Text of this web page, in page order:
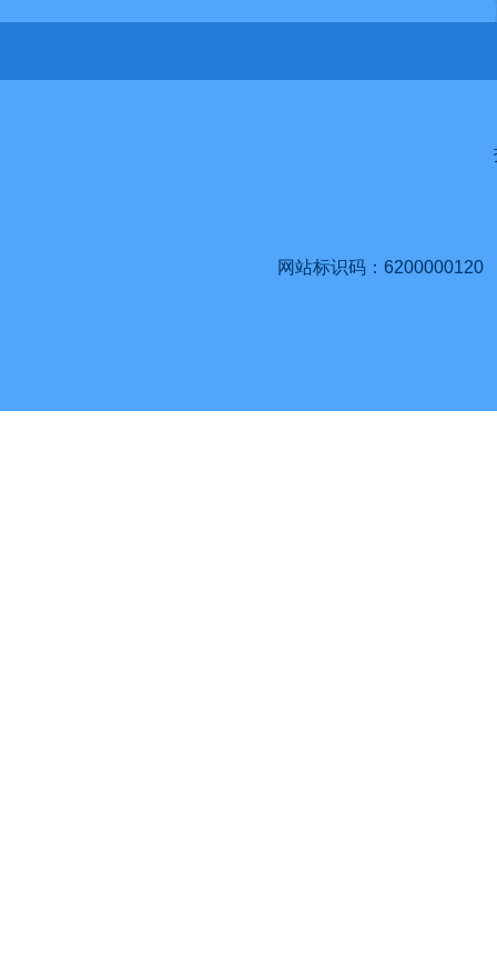
网站标识码：6200000120